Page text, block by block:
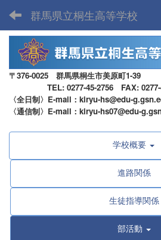
群馬県立桐生高等学校
〒376-0025 群馬県桐生市美原町1-39
TEL: 0277-45-2756 FAX: 0277-
〈全日制〉E-mail：kiryu-hs@edu-
〈通信制〉E-mail：kiryu-hs07@edu-
学校概要
進路関係
生徒指導関係
部活動